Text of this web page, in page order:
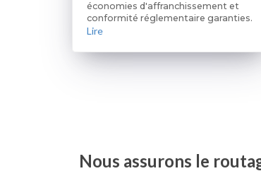
économies d'affranchissement et
conformité réglementaire garanties.
Lire
Nous assurons le